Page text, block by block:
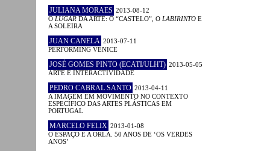
JULIANA MORAES 2013-08-12
O LUGAR DA ARTE: O “CASTELO”, O LABIRINTO E
A SOLEIRA
JUAN CANELA 2013-07-11
PERFORMING VENICE
JOSÉ GOMES PINTO (ECATI/ULHT) 2013-05-05
ARTE E INTERACTIVIDADE
PEDRO CABRAL SANTO 2013-04-11
A IMAGEM EM MOVIMENTO NO CONTEXTO
ESPECÍFICO DAS ARTES PLÁSTICAS EM
PORTUGAL
MARCELO FELIX 2013-01-08
O ESPAÇO E A ORLA. 50 ANOS DE ‘OS VERDES
ANOS’